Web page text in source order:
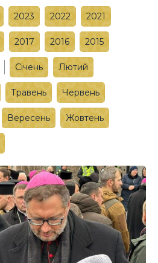
2023 2022 2021
2017 2016 2015
Січень Лютий
Травень Червень
Вересень Жовтень